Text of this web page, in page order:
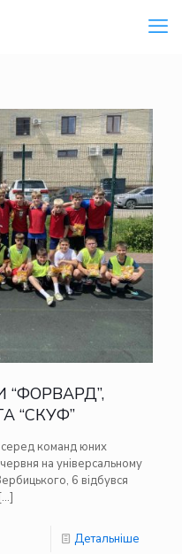
“СКУФ”
серед команд юних
на універсальному
6 відбувся
[…]
Детальніше